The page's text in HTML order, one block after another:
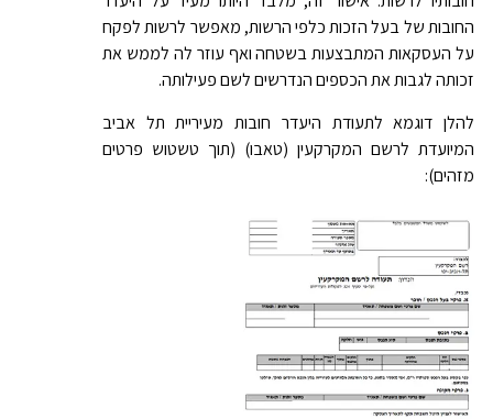
החובות של בעל הזכות כלפי הרשות, מאפשר לרשות לפקח
על העסקאות המתבצעות בשטחה ואף עוזר לה לממש את
זכותה לגבות את הכספים הנדרשים לשם פעילותה.
להלן דוגמא לתעודת היעדר חובות מעיריית תל אביב
המיועדת לרשם המקרקעין (טאבו) (תוך טשטוש פרטים
מזהים):